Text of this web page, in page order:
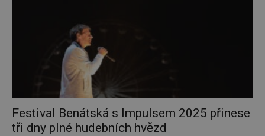
Festival Benátská s Impulsem 2025 přinese
tři dny plné hudebních hvězd